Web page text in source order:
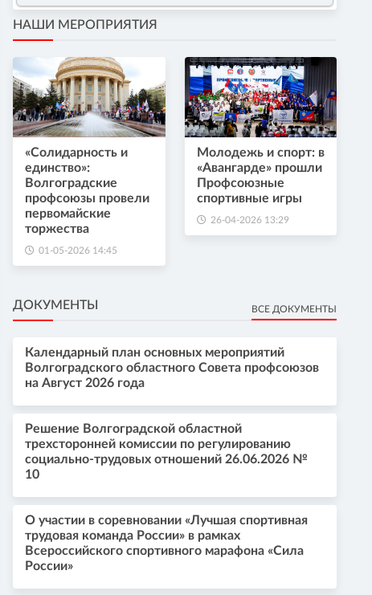
НАШИ МЕРОПРИЯТИЯ
«Солидарность и
единство»:
Волгоградские
профсоюзы провели
первомайские
торжества
01-05-2026 14:45
Молодежь и спорт: в
«Авангарде» прошли
Профсоюзные
спортивные игры
26-04-2026 13:29
ДОКУМЕНТЫ ВСЕ ДОКУМЕНТЫ
Календарный план основных мероприятий
Волгоградского областного Совета профсоюзов
на Август 2026 года
Решение Волгоградской областной
трехсторонней комиссии по регулированию
социально-трудовых отношений 26.06.2026 №
10
О участии в соревновании «Лучшая спортивная
трудовая команда России» в рамках
Всероссийского спортивного марафона «Сила
России»